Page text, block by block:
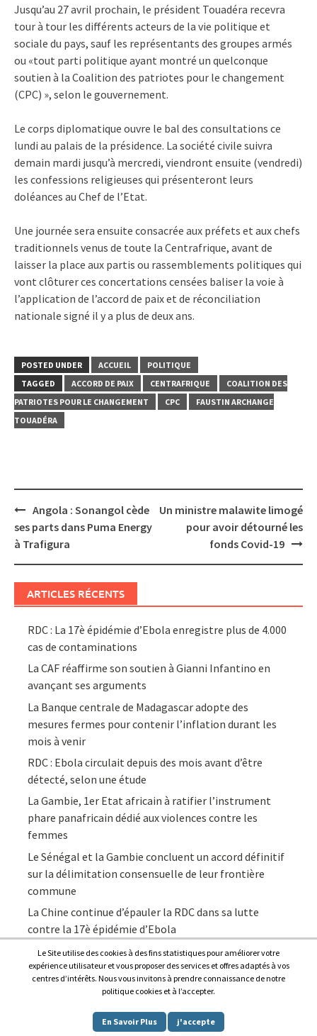
Jusqu’au 27 avril prochain, le président Touadéra recevra
tour à tour les différents acteurs de la vie politique et
sociale du pays, sauf les représentants des groupes armés
ou «tout parti politique ayant montré un quelconque
soutien à la Coalition des patriotes pour le changement
(CPC) », selon le gouvernement.
Le corps diplomatique ouvre le bal des consultations ce
lundi au palais de la présidence. La société civile suivra
demain mardi jusqu’à mercredi, viendront ensuite (vendredi)
les confessions religieuses qui présenteront leurs
doléances au Chef de l’Etat.
Une journée sera ensuite consacrée aux préfets et aux chefs
traditionnels venus de toute la Centrafrique, avant de
laisser la place aux partis ou rassemblements politiques qui
vont clôturer ces concertations censées baliser la voie à
l’application de l’accord de paix et de réconciliation
nationale signé il y a plus de deux ans.
POSTED UNDER ACCUEIL
POLITIQUE
TAGGED
ACCORD DE PAIX CENTRAFRIQUE
COALITION DES
PATRIOTES POUR LE CHANGEMENT
CPC
FAUSTIN ARCHANGE
TOUADÉRA
Post
navigation
Angola : Sonangol cède
ses parts dans Puma Energy
à Trafigura
Un ministre malawite limogé
pour avoir détourné les
fonds Covid-19
ARTICLES RÉCENTS
RDC : La 17è épidémie d’Ebola enregistre plus de 4.000
cas de contaminations
La CAF réaffirme son soutien à Gianni Infantino en
avançant ses arguments
La Banque centrale de Madagascar adopte des
mesures fermes pour contenir l’inflation durant les
mois à venir
RDC : Ebola circulait depuis des mois avant d’être
détecté, selon une étude
La Gambie, 1er Etat africain à ratifier l’instrument
phare panafricain dédié aux violences contre les
femmes
Le Sénégal et la Gambie concluent un accord définitif
sur la délimitation consensuelle de leur frontière
commune
La Chine continue d’épauler la RDC dans sa lutte
contre la 17è épidémie d’Ebola
Afrique7, l’info du continent en continu
Proudly powered by WordPress.| Theme: Awaken by
Le Site utilise des cookies à des fins statistiques pour améliorer votre
expérience utilisateur et vous proposer des services et offres adaptés à vos
centres d’intérêts. Nous vous invitons à prendre connaissance de notre
politique cookies et à l’accepter.
En Savoir Plus j'accepte